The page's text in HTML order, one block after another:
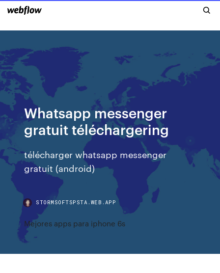
Whatsapp messenger
gratuit téléchargering
télécharger whatsapp messenger
gratuit (android)
STORMSOFTSPSTA.WEB.APP
Mejores apps para iphone 6s